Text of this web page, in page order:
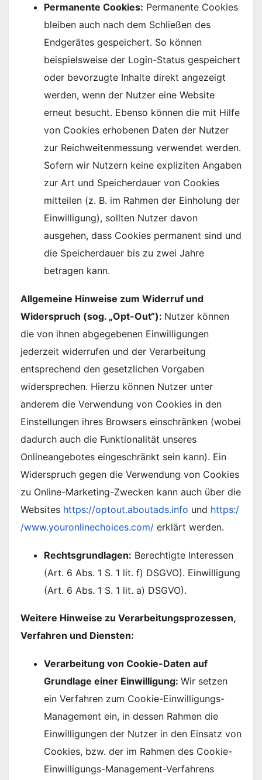
Permanente Cookies: Permanente Cookies
bleiben auch nach dem Schließen des
Endgerätes gespeichert. So können
beispielsweise der Login-Status gespeichert
oder bevorzugte Inhalte direkt angezeigt
werden, wenn der Nutzer eine Website
erneut besucht. Ebenso können die mit Hilfe
von Cookies erhobenen Daten der Nutzer
zur Reichweitenmessung verwendet werden.
Sofern wir Nutzern keine expliziten Angaben
zur Art und Speicherdauer von Cookies
mitteilen (z. B. im Rahmen der Einholung der
Einwilligung), sollten Nutzer davon
ausgehen, dass Cookies permanent sind und
die Speicherdauer bis zu zwei Jahre
betragen kann.
Allgemeine Hinweise zum Widerruf und
Widerspruch (sog. „Opt-Out“): Nutzer können
die von ihnen abgegebenen Einwilligungen
jederzeit widerrufen und der Verarbeitung
entsprechend den gesetzlichen Vorgaben
widersprechen. Hierzu können Nutzer unter
anderem die Verwendung von Cookies in den
Einstellungen ihres Browsers einschränken (wobei
dadurch auch die Funktionalität unseres
Onlineangebotes eingeschränkt sein kann). Ein
Widerspruch gegen die Verwendung von Cookies
zu Online-Marketing-Zwecken kann auch über die
Websites https://optout.aboutads.info und https:/
/www.youronlinechoices.com/ erklärt werden.
Rechtsgrundlagen: Berechtigte Interessen
(Art. 6 Abs. 1 S. 1 lit. f) DSGVO). Einwilligung
(Art. 6 Abs. 1 S. 1 lit. a) DSGVO).
Weitere Hinweise zu Verarbeitungsprozessen,
Verfahren und Diensten:
Verarbeitung von Cookie-Daten auf
Grundlage einer Einwilligung: Wir setzen
ein Verfahren zum Cookie-Einwilligungs-
Management ein, in dessen Rahmen die
Einwilligungen der Nutzer in den Einsatz von
Cookies, bzw. der im Rahmen des Cookie-
Einwilligungs-Management-Verfahrens